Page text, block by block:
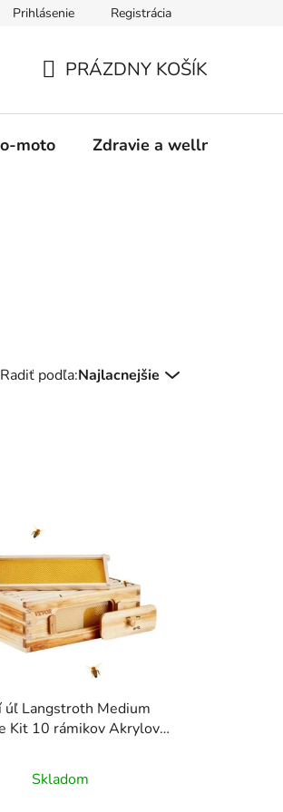
Prihlásenie Registrácia
KOŠÍK
PRÁZDNY KOŠÍK
moto Zdravie a wellness
Radiť podľa:Najlacnejšie
úľ Langstroth Medium
Kit 10 rámikov Akrylové
Skladom